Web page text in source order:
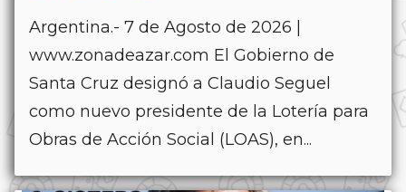
Argentina.- 7 de Agosto de 2026 |
www.zonadeazar.com El Gobierno de
Santa Cruz designó a Claudio Seguel
como nuevo presidente de la Lotería para
Obras de Acción Social (LOAS), en...